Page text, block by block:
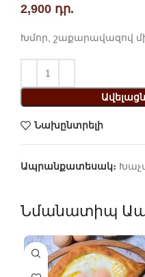
2,900 դր.
Խմոր, շաքարավազով
Նախընտրելի
Ապրանքատեսակ։
Նմանատիպ